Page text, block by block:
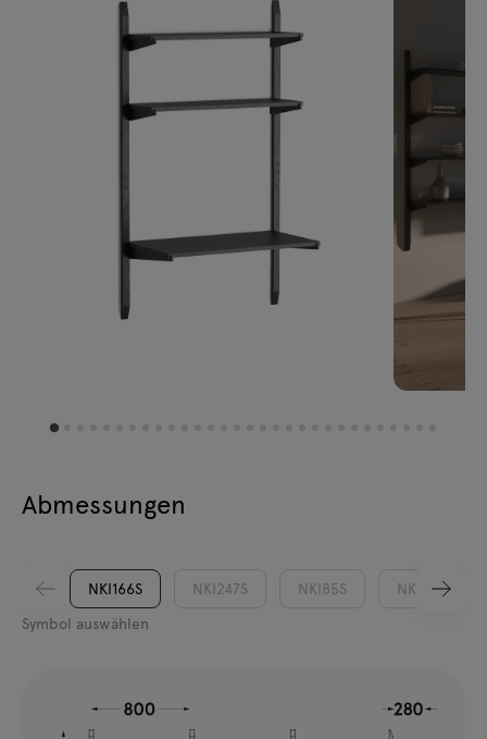
Abmessungen
NKI166S NKI247S NKI85S
NKI166D
Symbol auswählen